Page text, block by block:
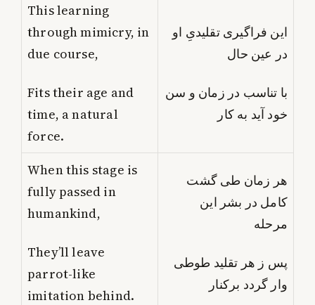
This learning
through mimicry, in
due course,
Fits their age and
time, a natural
force.
این فراگیری تقلیدیِ او
در عین حال
با تناسب در زمان و سن
خود آید به کار
When this stage is
fully passed in
humankind,
They’ll leave
parrot-like
imitation behind.
هر زمان طی گشت
کامل در بشر این
مرحله
پس ز هر تقلید طوطی
وار گردد برکنار